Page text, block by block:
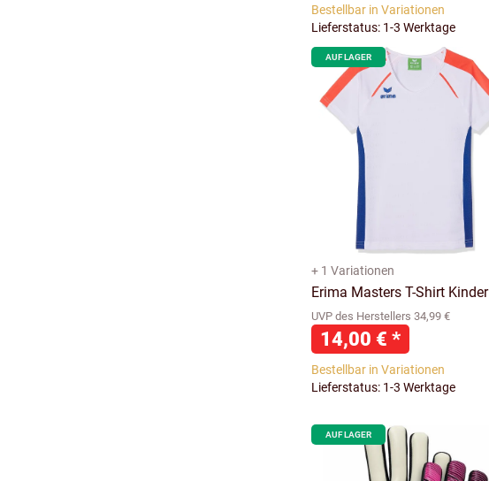
Bestellbar in Variationen
Lieferstatus: 1-3 Werktage
AUF LAGER
+ 1 Variationen
Erima Masters T-Shirt Kinder
UVP des Herstellers 34,99 €
14,00 € *
Bestellbar in Variationen
Lieferstatus: 1-3 Werktage
AUF LAGER